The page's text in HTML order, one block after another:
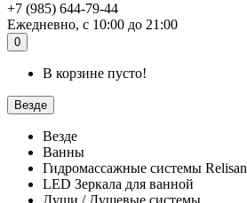
+7 (985) 644-79-44
Ежедневно, с 10:00 до 21:00
0
В корзине пусто!
Везде
Везде
Ванны
Гидромассажные системы Relisan
LED Зеркала для ванной
Души / Душевые системы